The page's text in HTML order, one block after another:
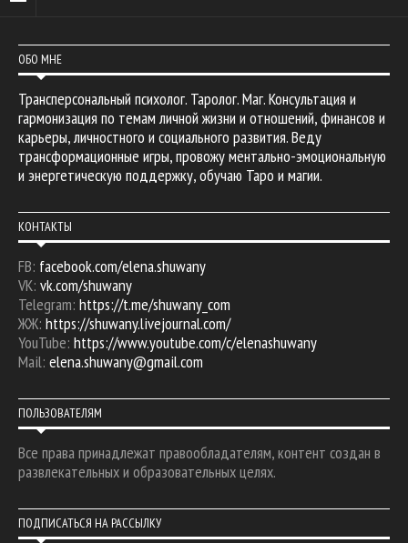
ОБО МНЕ
Трансперсональный психолог. Таролог. Маг. Консультация и
гармонизация по темам личной жизни и отношений, финансов и
карьеры, личностного и социального развития. Веду
трансформационные игры, провожу ментально-эмоциональную
и энергетическую поддержку, обучаю Таро и магии.
КОНТАКТЫ
FB: facebook.com/elena.shuwany
VK: vk.com/shuwany
Telegram: https://t.me/shuwany_com
ЖЖ: https://shuwany.livejournal.com/
YouTube: https://www.youtube.com/c/elenashuwany
Mail: elena.shuwany@gmail.com
ПОЛЬЗОВАТЕЛЯМ
Все права принадлежат правообладателям, контент создан в
развлекательных и образовательных целях.
ПОДПИСАТЬСЯ НА РАССЫЛКУ